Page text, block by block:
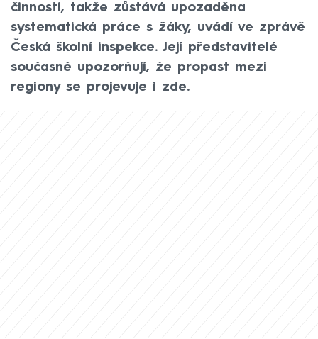
činnosti, takže zůstává upozaděna
systematická práce s žáky, uvádí ve zprávě
Česká školní inspekce. Její představitelé
současně upozorňují, že propast mezi
regiony se projevuje i zde.